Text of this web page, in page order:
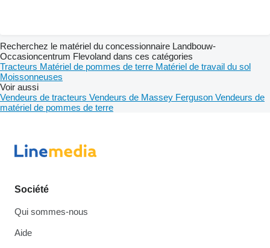
Recherchez le matériel du concessionnaire Landbouw-
Occasioncentrum Flevoland dans ces catégories
Tracteurs Matériel de pommes de terre Matériel de travail du sol
Moissonneuses
Voir aussi
Vendeurs de tracteurs Vendeurs de Massey Ferguson Vendeurs de
matériel de pommes de terre
Société
Qui sommes-nous
Aide